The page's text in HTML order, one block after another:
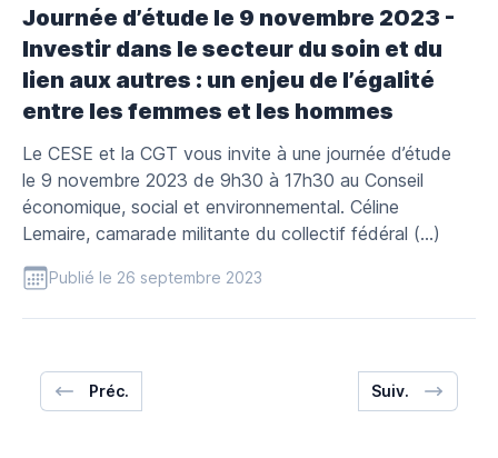
Journée d’étude le 9 novembre 2023 -
Investir dans le secteur du soin et du
lien aux autres : un enjeu de l’égalité
entre les femmes et les hommes
Le CESE et la CGT vous invite à une journée d’étude
le 9 novembre 2023 de 9h30 à 17h30 au Conseil
économique, social et environnemental. Céline
Lemaire, camarade militante du collectif fédéral (…)
Publié le 26 septembre 2023
Préc. Suiv.